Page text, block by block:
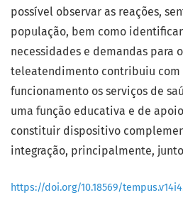
possível observar as reações,
população, bem como
necessidades e demandas para
teleatendimento contribuiu com
funcionamento os serviços de
uma função educativa e de
constituir dispositivo
integração, principalmente,
https://doi.org/10.18569/